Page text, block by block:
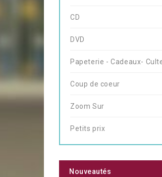
CD
DVD
Papeterie - Cadeaux-
Coup de coeur
Zoom Sur
Petits prix
Nouveautés